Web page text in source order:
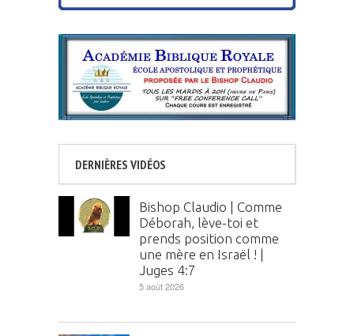
DERNIÈRES VIDÉOS
Bishop Claudio | Comme
Déborah, lève-toi et
prends position comme
une mère en Israël ! |
Juges 4:7
5 août 2026